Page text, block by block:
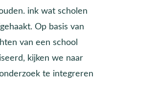
ink wat scholen
Op basis van
van een school
kijken we naar
te integreren